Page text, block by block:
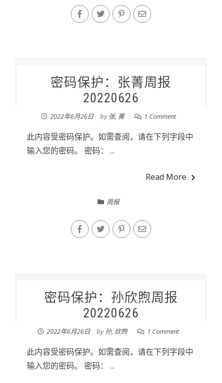
密码保护：张菁周报
20220626
2022年6月26日 by 张, 菁 1 Comment
此内容受密码保护。如需查阅，请在下列字段中
输入您的密码。 密码： ...
Read More
周报
密码保护：孙欣煦周报
20220626
2022年6月26日 by孙, 欣煦 1 Comment
此内容受密码保护。如需查阅，请在下列字段中
输入您的密码。 密码： ...